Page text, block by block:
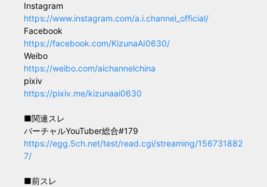
Instagram
https://www.instagram.com/a.i.channel_official/
Facebook
https://facebook.com/KizunaAI0630/
Weibo
https://weibo.com/aichannelchina
pixiv
https://pixiv.me/kizunaai0630
■関連スレ
バーチャルYouTuber総合#179
https://egg.5ch.net/test/read.cgi/streaming/156731882
7/
■前スレ